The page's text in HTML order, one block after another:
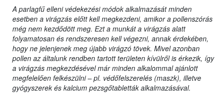
A parlagfű elleni védekezési módok alkalmazását minden
esetben a virágzás előtt kell megkezdeni, amikor a pollenszórás
még nem kezdődött meg. Ezt a munkát a virágzás alatt
folyamatosan és rendszeresen kell végezni, annak érdekében,
hogy ne jelenjenek meg újabb virágzó tövek. Mivel azonban
pollen az általunk rendben tartott területen kívülről is érkezik, így
a virágzás megkezdésével már minden alkalommal ajánlott
megfelelően felkészülni – pl. védőfelszerelés (maszk), illetve
gyógyszerek és kalcium pezsgőtabletták alkalmazásával.